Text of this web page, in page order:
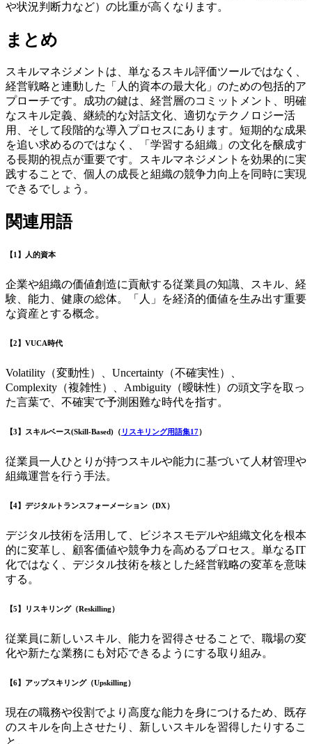
や状況判断力など）の比重が高くなります。
まとめ
スキルマネジメントは、単なるスキル評価ツールではなく、
経営戦略と連動した「人的資本の最大化」のための包括的ア
プローチです。成功の鍵は、経営層のコミットメント、明確
なスキル定義、継続的な対話文化、適切なテクノロジー活
用、そして段階的な導入プロセスにあります。短期的な成果
を追い求めるのではなく、「学習する組織」の文化を醸成す
る長期的視点が重要です。スキルマネジメントを効果的に実
践することで、個人の成長と組織の競争力向上を同時に実現
できるでしょう。
関連用語
【1】人的資本
企業や組織の価値創造に貢献する従業員の知識、スキル、経
験、能力、健康の総体。「人」を経済的価値を生み出す重要
な資産とする概念。
【2】VUCA時代
Volatility（変動性）、Uncertainty（不確実性）、
Complexity（複雑性）、Ambiguity（曖昧性）の頭文字を取っ
た言葉で、不確実で予測困難な時代を指す。
【3】スキルベース(Skill-Based)（ リスキリング用語集17）
従業員一人ひとりが持つスキルや能力に基づいて人材管理や
組織運営を行う手法。
【4】デジタルトランスフォーメーション（DX）
デジタル技術を活用して、ビジネスモデルや組織文化を根本
的に変革し、顧客価値や競争力を高めるプロセス。単なるIT
化ではなく、デジタル技術を核とした経営戦略の変革を意味
する。
【5】リスキリング（Reskilling）
従業員に新しいスキル、能力を習得させることで、職場の変
化や新たな業務にも対応できるようにする取り組み。
【6】アップスキリング（Upskilling）
現在の職務や役割でより高度な能力を身につけるため、既存
のスキルを向上させたり、新しいスキルを習得したりするこ
と。